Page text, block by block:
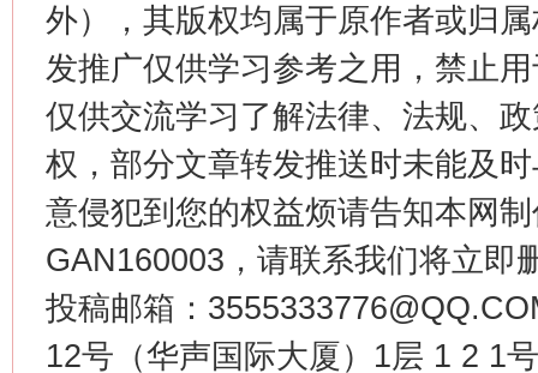
外），其版权均属于原作者或归
发推广仅供学习参考之用，禁止
仅供交流学习了解法律、法规、
权，部分文章转发推送时未能及
意侵犯到您的权益烦请告知本网
GAN160003，请联系我们将立即
投稿邮箱：
12号（华声国际大厦）1层 1 2 1
在谋一域中谋全局